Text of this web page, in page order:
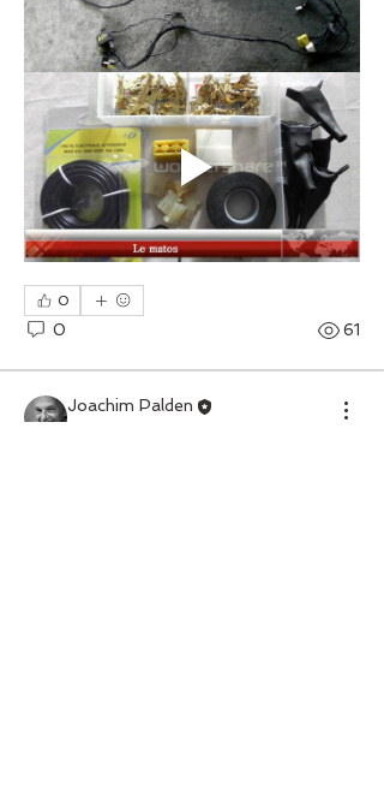
0
0 61
Joachim Palden